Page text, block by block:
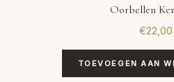
Oorbellen
€22,00
TOEVOEGEN AAN